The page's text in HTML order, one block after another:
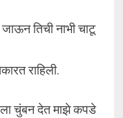
तिची नाभी चाटू
राहिली.
चुंबन देत माझे कपडे